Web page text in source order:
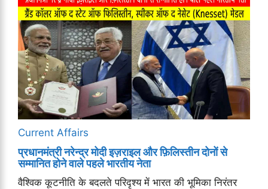
Current Affairs
प्रधानमंत्री नरेन्द्र मोदी इज़राइल और फ़िलिस्तीन दोनों से
सम्मानित होने वाले पहले भारतीय नेता
वैश्विक कूटनीति के बदलते परिदृश्य में भारत की भूमिका निरंतर